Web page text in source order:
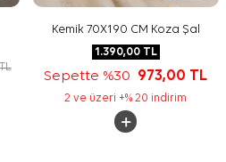
Kemik 70X190 CM Koza Şal
1.390,00TL
Sepette %30 973,00 TL
2 ve üzeri +% 20 indirim